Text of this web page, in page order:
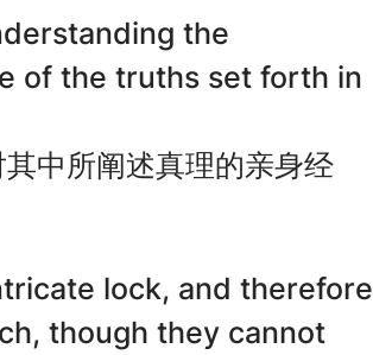
the
of the truths set forth in
中所阐述真理的亲身经
lock, and therefore
though they cannot